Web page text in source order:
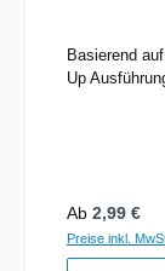
Basierend
Up
Regulärer
Ab 2,99 €
Preise inkl.